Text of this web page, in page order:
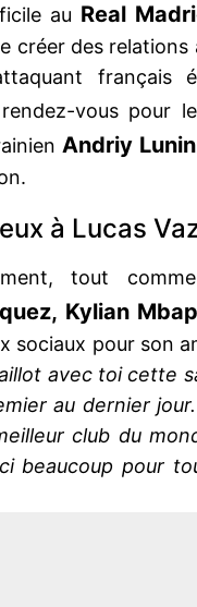
au Real
créer des
français
vous pour
Andriy Lunin
à Lucas
tout
Kylian
sociaux pour son
avec toi cette
au dernier
club du
beaucoup pour